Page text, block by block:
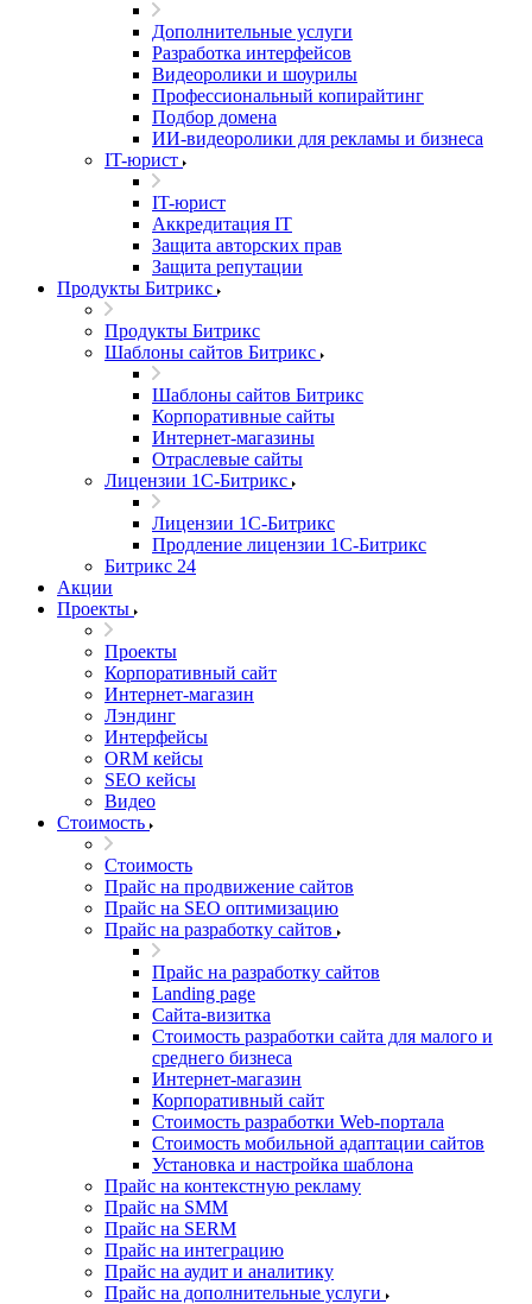
Дополнительные услуги
Разработка интерфейсов
Видеоролики и шоурилы
Профессиональный копирайтинг
Подбор домена
ИИ-видеоролики для рекламы и бизнеса
IT-юрист
IT-юрист
Аккредитация IT
Защита авторских прав
Защита репутации
Продукты Битрикс
Продукты Битрикс
Шаблоны сайтов Битрикс
Шаблоны сайтов Битрикс
Корпоративные сайты
Интернет-магазины
Отраслевые сайты
Лицензии 1С-Битрикс
Лицензии 1С-Битрикс
Продление лицензии 1С-Битрикс
Битрикс 24
Акции
Проекты
Проекты
Корпоративный сайт
Интернет-магазин
Лэндинг
Интерфейсы
ORM кейсы
SEO кейсы
Видео
Стоимость
Стоимость
Прайс на продвижение сайтов
Прайс на SEO оптимизацию
Прайс на разработку сайтов
Прайс на разработку сайтов
Landing page
Cайта-визитка
Стоимость разработки сайта для малого и
среднего бизнеса
Интернет-магазин
Корпоративный сайт
Стоимость разработки Web-портала
Стоимость мобильной адаптации сайтов
Установка и настройка шаблона
Прайс на контекстную рекламу
Прайс на SMM
Прайс на SERM
Прайс на интеграцию
Прайс на аудит и аналитику
Прайс на дополнительные услуги